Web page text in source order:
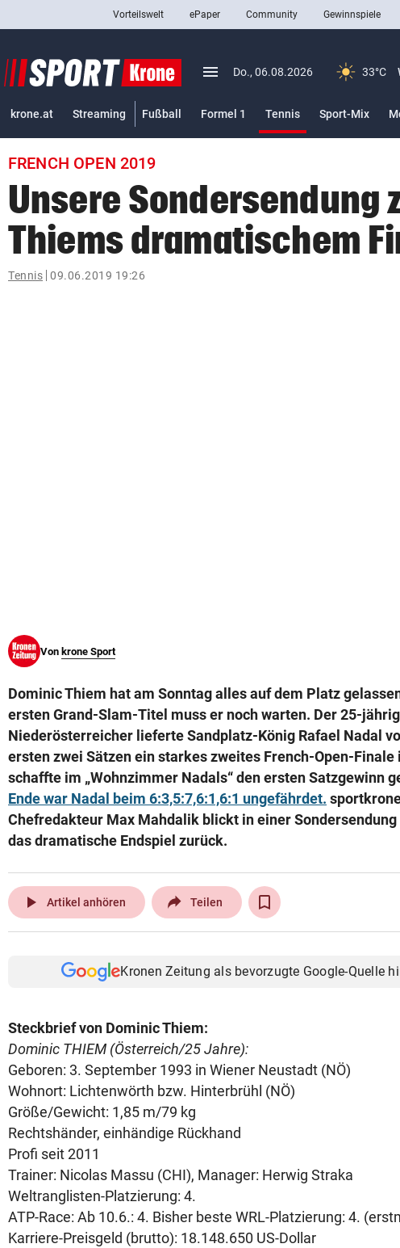
closeSchließen
Abonnieren
arrow_right
pin_drop
bookmark
search
Suchbegriff
Vorteilswelt ePaper Community Gewinnspiele
menu Menü aufklappen
Do., 06.08.2026 33°C
krone.at Streaming Fußball Formel 1 Tennis
Sport-Mix
FRENCH OPEN 2019
Unsere Sondersendung
Thiems dramatischem
Tennis 09.06.2019 19:26
Von krone Sport
Dominic Thiem hat am Sonntag alles auf dem Platz
ersten Grand-Slam-Titel muss er noch warten. Der 25-
Niederösterreicher lieferte Sandplatz-König Rafael Nadal
ersten zwei Sätzen ein starkes zweites French-Open-Finale
schaffte im „Wohnzimmer Nadals“ den ersten Satzgewinn
Ende war Nadal beim 6:3,5:7,6:1,6:1 ungefährdet.
Chefredakteur Max Mahdalik blickt in einer
das dramatische Endspiel zurück.
play_arrow Artikel anhören Teilen
Kronen Zeitung als bevorzugte Google-Quelle
Steckbrief von Dominic Thiem:
Dominic THIEM (Österreich/25 Jahre):
Geboren: 3. September 1993 in Wiener Neustadt (NÖ)
Wohnort: Lichtenwörth bzw. Hinterbrühl (NÖ)
Größe/Gewicht: 1,85 m/79 kg
Rechtshänder, einhändige Rückhand
Profi seit 2011
Trainer: Nicolas Massu (CHI), Manager: Herwig Straka
Weltranglisten-Platzierung: 4.
ATP-Race: Ab 10.6.: 4. Bisher beste WRL-Platzierung: 4.
Karriere-Preisgeld (brutto): 18.148.650 US-Dollar